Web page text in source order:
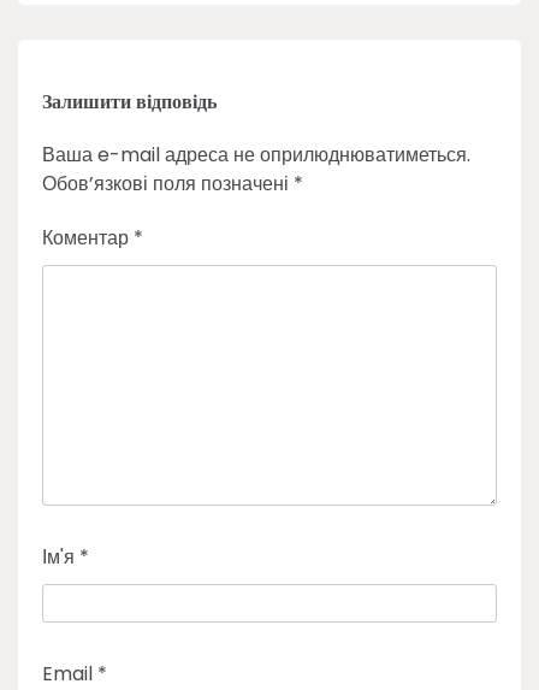
Залишити відповідь
Ваша e-mail адреса не оприлюднюватиметься.
Обов’язкові поля позначені *
Коментар *
Ім'я *
Email *